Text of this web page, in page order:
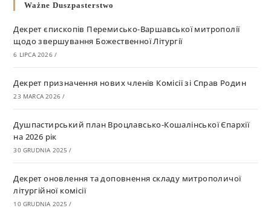
Ważne Duszpasterstwo
Декрет єпископів Перемисько-Варшавської митрополії
щодо звершування Божественної Літургії
6 LIPCA 2026 /
Декрет призначення нових членів Комісії зі Справ Родин
23 MARCA 2026 /
Душпастирський план Вроцлавсько-Кошалінської Єпархії
на 2026 рік
30 GRUDNIA 2025 /
Декрет оновлення та доповнення складу митрополичої
літургійної комісії
10 GRUDNIA 2025 /